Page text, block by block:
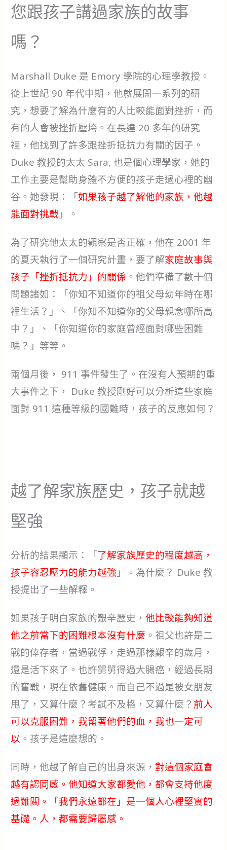
您跟孩子講過家族的故事
嗎？
Marshall Duke 是 Emory 學院的心理學教授。
從上世紀 90 年代中期，他就展開一系列的研
究，想要了解為什麼有的人比較能面對挫折，而
有的人會被挫折壓垮。在長達 20 多年的研究
裡，他找到了許多跟挫折抵抗力有關的因子。
Duke 教授的太太 Sara, 也是個心理學家，她的
工作主要是幫助身體不方便的孩子走過心裡的幽
谷。她發現：「如果孩子越了解他的家族，他越
能面對挑戰 」。
為了研究他太太的觀察是否正確，他在 2001 年
的夏天執行了一個研究計畫，要了解家庭故事與
孩子「挫折抵抗力」的關係 。他們準備了數十個
問題諸如：「你知不知道你的祖父母幼年時在哪
裡生活？」、「你知不知道你的父母親念哪所高
中？」、「你知道你的家庭曾經面對哪些困難
嗎？」等等。
兩個月後， 911 事件發生了。在沒有人預期的重
大事件之下， Duke 教授剛好可以分析這些家庭
面對 911 這種等級的國難時，孩子的反應如何？
越了解家族歷史，孩子就越
堅強
分析的結果顯示：「了解家族歷史的程度越高，
孩子容忍壓力的能力越強 」。為什麼？ Duke 教
授提出了一些解釋。
如果孩子明白家族的艱辛歷史，他比較能夠知道
他之前當下的困難根本沒有什麼 。祖父也許是二
戰的倖存者，當過戰俘，走過那樣艱辛的歲月，
還是活下來了。也許舅舅得過大腸癌，經過長期
的奮戰，現在依舊健康。而自己不過是被女朋友
甩了，又算什麼？考試不及格，又算什麼？ 前人
可以克服困難，我留著他們的血，我也一定可
以 。孩子是這麼想的。
同時，他越了解自己的出身來源，對這個家庭會
越有認同感。他知道大家都愛他，都會支持他度
過難關。「我們永遠都在」是一個人心裡堅實的
基礎。人，都需要歸屬感。